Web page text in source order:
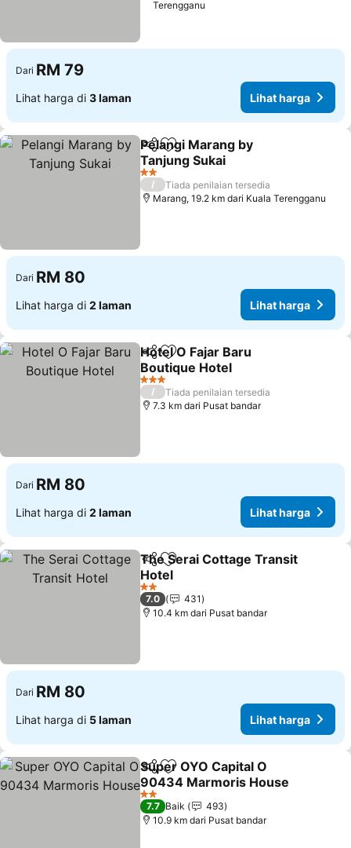
Terengganu
Dari RM 79
Lihat harga di 3 laman Lihat harga
KongsiTambah ke favorit
Pelangi Marang by
Tanjung Sukai
2 Bintang
/
Tiada penilaian tersedia
Marang, 19.2 km dari Kuala Terengganu
Dari RM 80
Lihat harga di 2 laman Lihat harga
KongsiTambah ke favorit
Hotel O Fajar Baru
Boutique Hotel
3 Bintang
/
Tiada penilaian tersedia
7.3 km dari Pusat bandar
Dari RM 80
Lihat harga di 2 laman Lihat harga
KongsiTambah ke favorit
The Serai Cottage Transit
Hotel
2 Bintang
7.0
431
10.4 km dari Pusat bandar
Dari RM 80
Lihat harga di 5 laman Lihat harga
KongsiTambah ke favorit
Super OYO Capital O
90434 Marmoris House
2 Bintang
7.7 Baik
493
10.9 km dari Pusat bandar